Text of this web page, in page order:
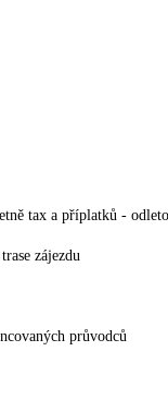
tax a příplatků -
zájezdu
průvodců